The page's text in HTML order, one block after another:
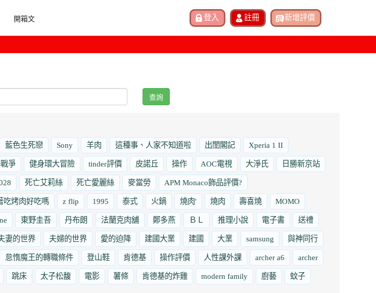
開箱文
查詢
藍色生死戀 Sony 羊肉 這種事、人家不知道啦 出閨閣記 Xperia 1 II
爭 健身環大冒險 tinder評價 皮諾丘 操作 AOC電視 大淨氏 日勝新京站
死亡艾莉絲 死亡愛麗絲 麥當勞 APM Monaco飾品評價?
吃烤肉好吃嗎 z flip 1995 泰式 火鍋 燒肉' 燒肉 壽喜燒 MOMO
東野圭吾 丹布朗 法蘭克肉舖 鄭多燕 ＢＬ 推理小說 電子書 送禮
妻的世界 夫婦的世界 愛的迫降 建國大業 建國 大業 samsung 與神同行
怠惰魔王的轉職條件 登山鞋 肯德基 操作評價 人性課外課 archer a6 archer
跳床 太子松馥 電影 薯條 肯德基的炸雞 modern family 廚藝 蚊子